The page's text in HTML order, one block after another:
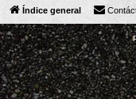
Índice general